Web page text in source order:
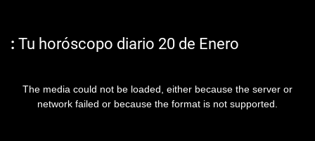
Tu horóscopo diario 20 de Enero
The media could not be loaded, either because the server or
network failed or because the format is not supported.